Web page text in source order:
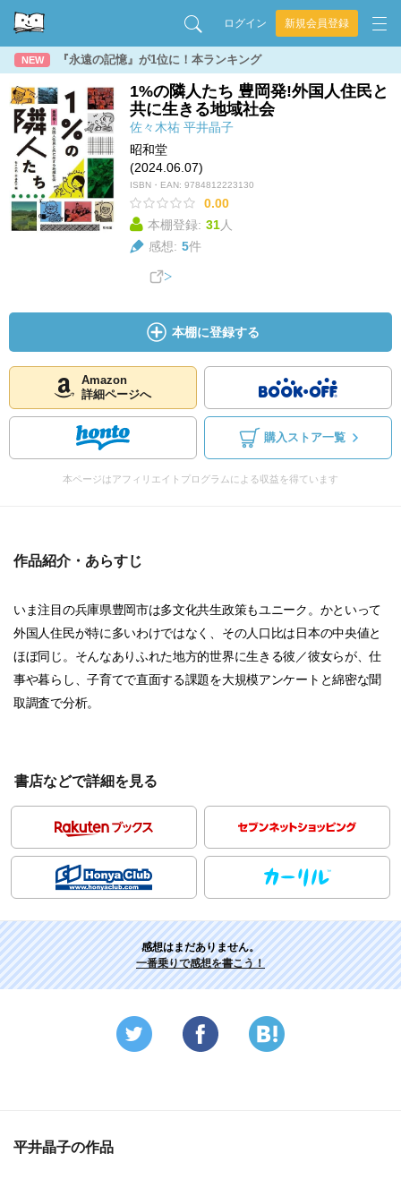
ログイン 新規会員登録
NEW 『永遠の記憶』が1位に！本ランキング
1%の隣人たち 豊岡発!外国人住民と
共に生きる地域社会
佐々木祐 平井晶子
昭和堂
(2024.06.07)
ISBN・EAN: 9784812223130
0.00
本棚登録: 31人
感想: 5件
本棚に登録する
Amazon
詳細ページへ
購入ストア一覧
本ページはアフィリエイトプログラムによる収益を得ています
作品紹介・あらすじ
いま注目の兵庫県豊岡市は多文化共生政策もユニーク。かといって
外国人住民が特に多いわけではなく、その人口比は日本の中央値と
ほぼ同じ。そんなありふれた地方的世界に生きる彼／彼女らが、仕
事や暮らし、子育てで直面する課題を大規模アンケートと綿密な聞
取調査で分析。
書店などで詳細を見る
感想はまだありません。
一番乗りで感想を書こう！
平井晶子の作品